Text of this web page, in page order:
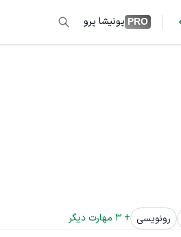
PRO پونیشا پرو
رونویسی +
3 مهارت دیگر